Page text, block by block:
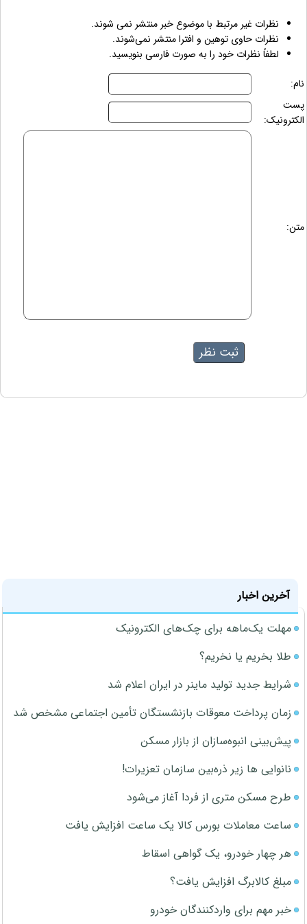
نظرات غیر مرتبط با موضوع خبر منتشر نمی شوند.
نظرات حاوی توهین و افترا منتشر نمی‌شوند.
لطفاً نظرات خود را به صورت فارسی بنویسید.
نام:
پست
الکترونیک:
متن:
آخرین اخبار
مهلت یک‌ماهه برای چک‌های الکترونیک
طلا بخریم یا نخریم؟
شرایط جدید تولید ماینر در ایران اعلام شد
زمان پرداخت معوقات بازنشستگان تأمین اجتماعی مشخص شد
پیش‌بینی انبوه‌سازان از بازار مسکن
نانوایی ها زیر ذره‌بین سازمان تعزیرات!
طرح مسکن متری از فردا آغاز می‌شود
ساعت معاملات بورس کالا یک ساعت افزایش یافت
هر چهار خودرو، یک گواهی اسقاط
مبلغ کالابرگ افزایش یافت؟
خبر مهم برای واردکنندگان خودرو